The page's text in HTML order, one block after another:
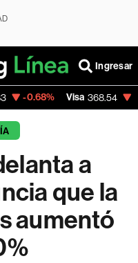
Ingresar
Visa 368.54 -0.28%
a
que la
aumentó